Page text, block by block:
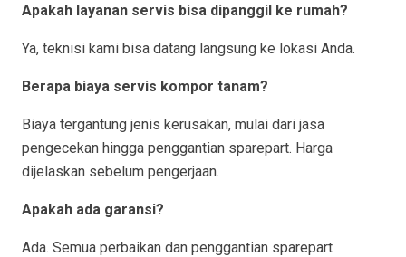
Apakah layanan servis bisa dipanggil ke rumah?
Ya, teknisi kami bisa datang langsung ke lokasi Anda.
Berapa biaya servis kompor tanam?
Biaya tergantung jenis kerusakan, mulai dari jasa
pengecekan hingga penggantian sparepart. Harga
dijelaskan sebelum pengerjaan.
Apakah ada garansi?
Ada. Semua perbaikan dan penggantian sparepart